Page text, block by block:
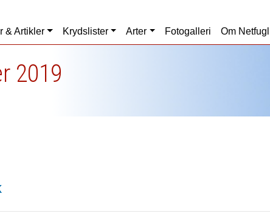
& Artikler Krydslister Arter Fotogalleri Om Netfugl
2019